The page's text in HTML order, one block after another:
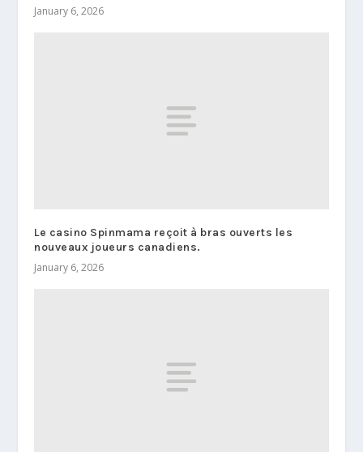
January 6, 2026
Le casino Spinmama reçoit à bras ouverts les
nouveaux joueurs canadiens.
January 6, 2026